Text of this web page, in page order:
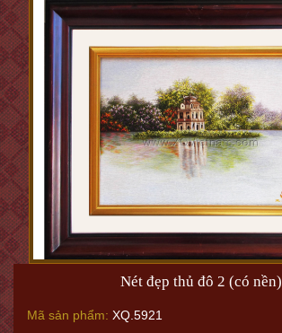
Nét đẹp thủ đô 2 (có nền)
Mã sản phẩm: XQ.5921